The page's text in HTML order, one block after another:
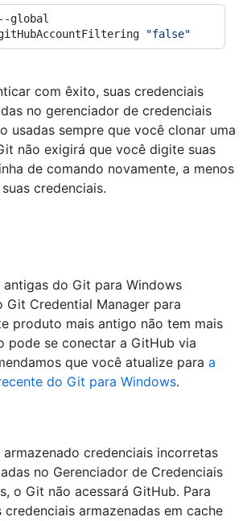
global
"false"
com êxito, suas credenciais
no gerenciador de credenciais
usadas sempre que você clonar uma
não exigirá que você digite suas
de comando novamente, a menos
credenciais.
antigas do Git para Windows
Git Credential Manager para
produto mais antigo não tem mais
pode se conectar a GitHub via
que você atualize para a
do Git para Windows.
credenciais incorretas
no Gerenciador de Credenciais
o Git não acessará GitHub. Para
credenciais armazenadas em cache